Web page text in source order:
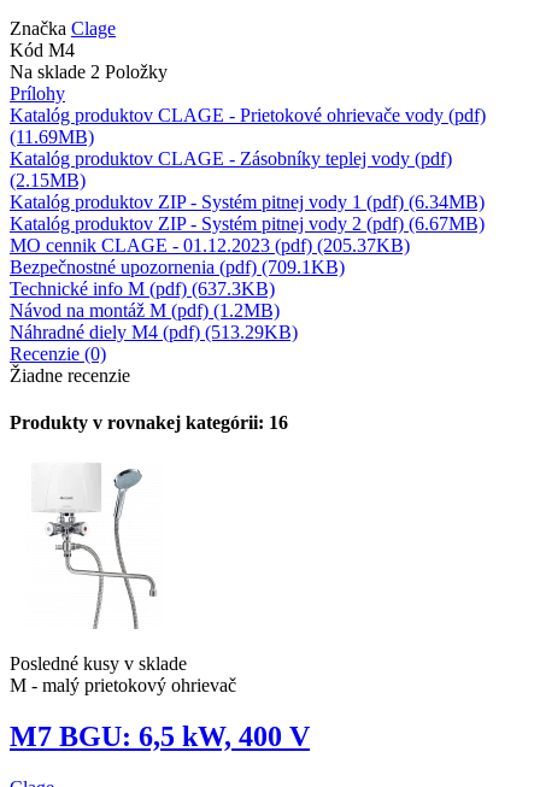
Značka Clage
Kód M4
Na sklade 2 Položky
Prílohy
Katalóg produktov CLAGE - Prietokové ohrievače vody (pdf)
(11.69MB)
Katalóg produktov CLAGE - Zásobníky teplej vody (pdf)
(2.15MB)
Katalóg produktov ZIP - Systém pitnej vody 1 (pdf) (6.34MB)
Katalóg produktov ZIP - Systém pitnej vody 2 (pdf) (6.67MB)
MO cennik CLAGE - 01.12.2023 (pdf) (205.37KB)
Bezpečnostné upozornenia (pdf) (709.1KB)
Technické info M (pdf) (637.3KB)
Návod na montáž M (pdf) (1.2MB)
Náhradné diely M4 (pdf) (513.29KB)
Recenzie (0)
Žiadne recenzie
Produkty v rovnakej kategórii: 16
Posledné kusy v sklade
M - malý prietokový ohrievač
M7 BGU: 6,5 kW, 400 V